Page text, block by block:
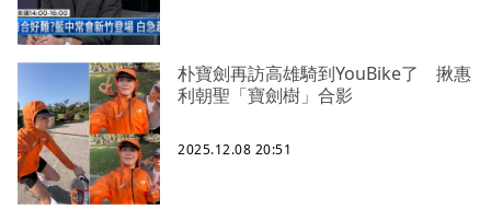
朴寶劍再訪高雄騎到YouBike了 揪惠
利朝聖「寶劍樹」合影
2025.12.08 20:51